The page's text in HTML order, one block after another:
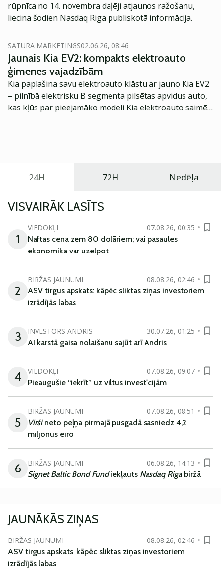
rūpnīca no 14. novembra daļēji atjaunos ražošanu,
liecina šodien Nasdaq Riga publiskotā informācija.
SATURA MĀRKETINGS02.06.26, 08:46
Jaunais Kia EV2: kompakts elektroauto
ģimenes vajadzībām
Kia paplašina savu elektroauto klāstu ar jauno Kia EV2
– pilnībā elektrisku B segmenta pilsētas apvidus auto,
kas kļūs par pieejamāko modeli Kia elektroauto saimē
24H 72H Nedēļa
VISVAIRĀK LASĪTS
1
VIEDOKĻI
07.08.26, 00:35
Naftas cena zem 80 dolāriem; vai pasaules
ekonomika var uzelpot
2
BIRŽAS JAUNUMI
08.08.26, 02:46
ASV tirgus apskats: kāpēc sliktas ziņas investoriem
izrādījās labas
3 INVESTORS ANDRIS
30.07.26, 01:25
AI karstā gaisa nolaišanu sajūt arī Andris
4 VIEDOKĻI
07.08.26, 09:07
Pieaugušie “iekrīt” uz viltus investīcijām
5
BIRŽAS JAUNUMI
07.08.26, 08:51
Viršineto peļņa pirmajā pusgadā sasniedz 4,2
miljonus eiro
6 BIRŽAS JAUNUMI
06.08.26, 14:13
Signet Baltic Bond Fundiekļauts Nasdaq Riga biržā
JAUNĀKĀS ZIŅAS
BIRŽAS JAUNUMI
08.08.26, 02:46
ASV tirgus apskats: kāpēc sliktas ziņas investoriem
izrādījās labas